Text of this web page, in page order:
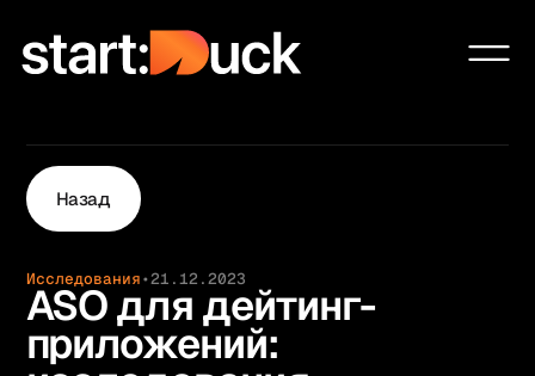
Сообщество
Проекты
Услуги
Образование
Ai Automation Agency
Блог
О нас
Назад
Исследования•21.12.2023
ASO для дейтинг-
приложений: